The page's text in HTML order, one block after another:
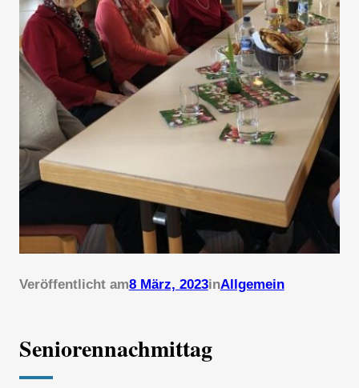
Veröffentlicht am8 März, 2023inAllgemein
Seniorennachmittag